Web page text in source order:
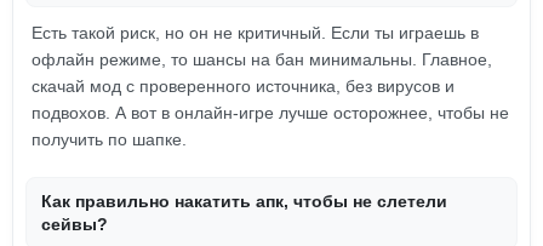
Есть такой риск, но он не критичный. Если ты играешь в
офлайн режиме, то шансы на бан минимальны. Главное,
скачай мод с проверенного источника, без вирусов и
подвохов. А вот в онлайн-игре лучше осторожнее, чтобы не
получить по шапке.
Как правильно накатить апк, чтобы не слетели
сейвы?